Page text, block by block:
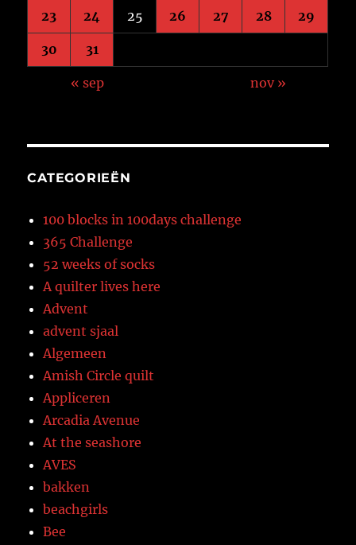
23 24 25 26 27 28 29
30 31
« sep nov »
CATEGORIEËN
100 blocks in 100days challenge
365 Challenge
52 weeks of socks
A quilter lives here
Advent
advent sjaal
Algemeen
Amish Circle quilt
Appliceren
Arcadia Avenue
At the seashore
AVES
bakken
beachgirls
Bee